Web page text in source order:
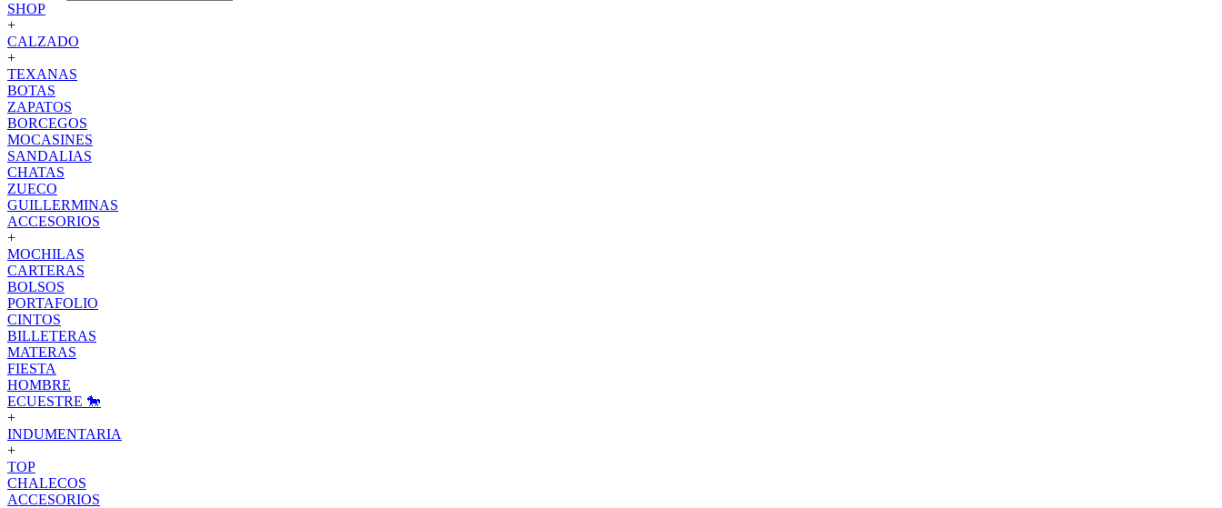
SHOP
+
CALZADO
+
TEXANAS
BOTAS
ZAPATOS
BORCEGOS
MOCASINES
SANDALIAS
CHATAS
ZUECO
GUILLERMINAS
ACCESORIOS
+
MOCHILAS
CARTERAS
BOLSOS
PORTAFOLIO
CINTOS
BILLETERAS
MATERAS
FIESTA
HOMBRE
ECUESTRE 🐎
+
INDUMENTARIA
+
TOP
CHALECOS
ACCESORIOS